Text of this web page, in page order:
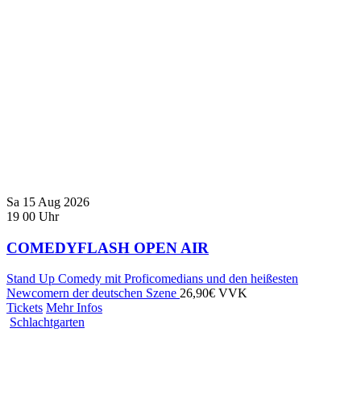
Sa 15 Aug 2026
19 00 Uhr
COMEDYFLASH OPEN AIR
Stand Up Comedy mit Proficomedians und den heißesten
Newcomern der deutschen Szene 26,90€ VVK
Tickets Mehr Infos
Schlachtgarten